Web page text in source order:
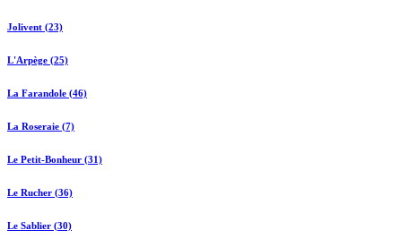
Jolivent (23)
L'Arpège (25)
La Farandole (46)
La Roseraie (7)
Le Petit-Bonheur (31)
Le Rucher (36)
Le Sablier (30)